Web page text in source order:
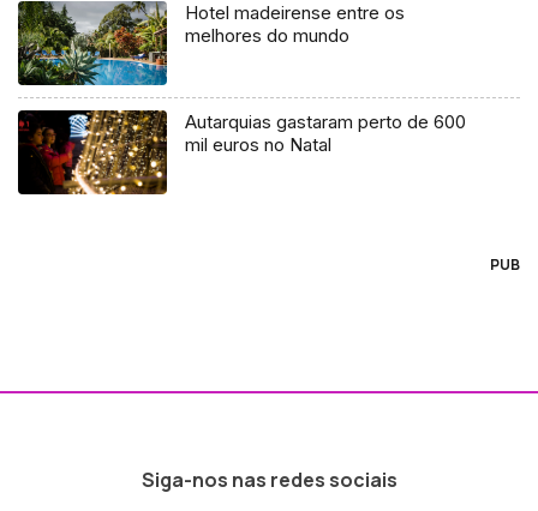
Hotel madeirense entre os
melhores do mundo
Autarquias gastaram perto de 600
mil euros no Natal
PUB
Siga-nos nas redes sociais